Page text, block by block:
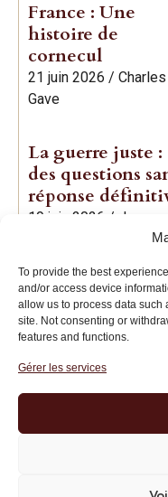
To provide the best
and/or access device
allow us to process data
site. Not consenting or
features and functions.
Gérer les services
France : Une
histoire de
cornecul
21 juin 2026 / Charles
Gave
La guerre juste :
des questions
réponse
19 juin 2026 / Jean-
Institut
+33 (0)1